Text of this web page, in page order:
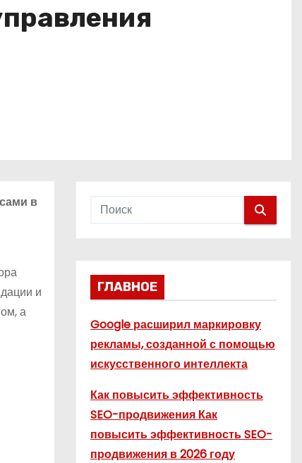
в
и
а
ГЛАВНОЕ
Google расширил маркировку
рекламы, созданной с помощью
искусственного интеллекта
Как повысить эффективность
SEO-продвижения Как
повысить эффективность SEO-
продвижения в 2026 году